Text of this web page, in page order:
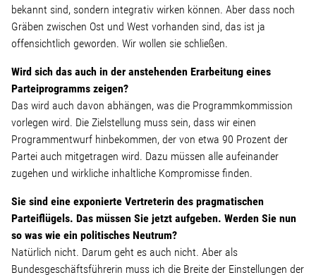
Mediathek
Über mich
Lebenslauf
Wohnopoly
Das Buch
Leseprobe
bekannt sind, sondern integrativ wirken können. Aber dass noch
Gräben zwischen Ost und West vorhanden sind, das ist ja
offensichtlich geworden. Wir wollen sie schließen.
Wird sich das auch in der anstehenden Erarbeitung eines
Parteiprogramms zeigen?
Das wird auch davon abhängen, was die Programmkommission
vorlegen wird. Die Zielstellung muss sein, dass wir einen
Programmentwurf hinbekommen, der von etwa 90 Prozent der
Partei auch mitgetragen wird. Dazu müssen alle aufeinander
zugehen und wirkliche inhaltliche Kompromisse finden.
Sie sind eine exponierte Vertreterin des pragmatischen
Parteiflügels. Das müssen Sie jetzt aufgeben. Werden Sie nun
so was wie ein politisches Neutrum?
Natürlich nicht. Darum geht es auch nicht. Aber als
Bundesgeschäftsführerin muss ich die Breite der Einstellungen der